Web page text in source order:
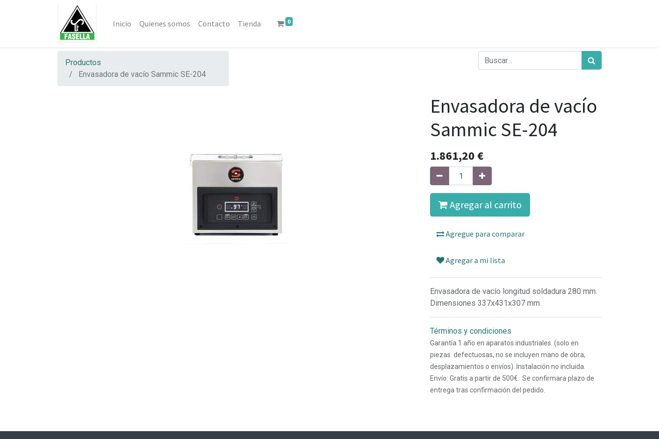
Inicio Quienes somos Contacto Tienda 0
Productos
Envasadora de vacío Sammic SE-204
Envasadora de vacío
Sammic SE-204
1.861,20 €
Agregar al carrito
Agregue para comparar
Agregar a mi lista
Envasadora de vacío longitud soldadura 280 mm.
Dimensiones 337x431x307 mm.
Términos y condiciones
Garantía 1 año en aparatos industriales. (solo en
piezas defectuosas, no se incluyen mano de obra,
desplazamientos o envíos). Instalación no incluida.
Envío: Gratis a partir de 500€. Se confirmara plazo de
entrega tras confirmación del pedido.